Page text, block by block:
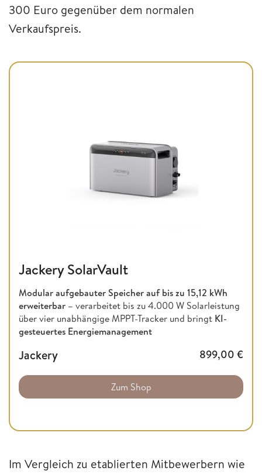
300 Euro gegenüber dem normalen
Verkaufspreis.
Jackery SolarVault
Modular aufgebauter Speicher auf bis zu 15,12 kWh
erweiterbar – verarbeitet bis zu 4.000 W Solarleistung
über vier unabhängige MPPT-Tracker und bringt KI-
gesteuertes Energiemanagement
Jackery 899,00 €
Zum Shop
Im Vergleich zu etablierten Mitbewerbern wie